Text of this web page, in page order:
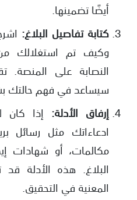
أيضًا تضمينها.
كتابة تفاصيل البلاغ:
وكيف تم استغلالك
النصابة على المنصة.
سيساعد في فهم حالتك
إرفاق الأدلة: إذا
ادعاءاتك مثل رسائل
مكالمات، أو شهادات
البلاغ. هذه الأدلة
المعنية في التحقيق.